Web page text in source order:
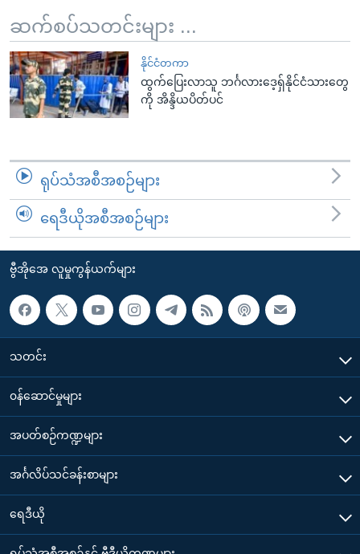
ဆက်စပ်သတင်းများ ...
နိုင်ငံတကာ
ထွက်ပြေးလာသူ ဘင်္ဂလားဒေ့ရှ်နိုင်ငံသားတွေ
ကို အိန္ဒိယပိတ်ပင်
ရုပ်သံအစီအစဉ်များ
ရေဒီယိုအစီအစဉ်များ
ဗွီအိုအေ လူမှုကွန်ယက်များ
သတင်း
၀န်ဆောင်မှုများ
အပတ်စဉ်ကဏ္ဍများ
အင်္ဂလိပ်သင်ခန်းစာများ
ရေဒီယို